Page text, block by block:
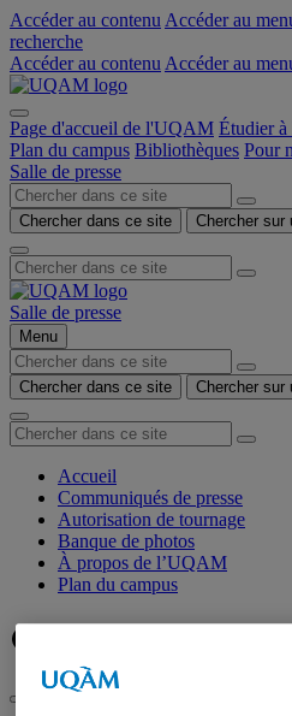
Accéder au contenu Accéder au
recherche
Accéder au contenu Accéder au
Page d'accueil de l'UQAM Étudier
Plan du campus Bibliothèques Pour
Salle de presse
Chercher dans ce site Chercher sur
Salle de presse
Menu
Chercher dans ce site Chercher sur
Accueil
Communiqués de presse
Autorisation de tournage
Banque de photos
À propos de l’UQAM
Plan du campus
Facebook